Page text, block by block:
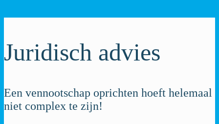
Juridisch advies
Een vennootschap oprichten hoeft helemaal
niet complex te zijn!